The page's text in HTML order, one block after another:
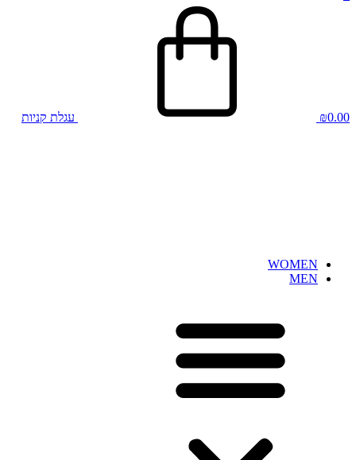
₪0.00 עגלת קניות
WOMEN
MEN